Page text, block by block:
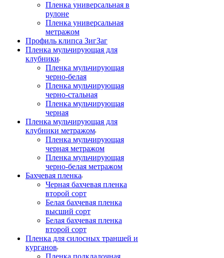
Пленка универсальная в
рулоне
Пленка универсальная
метражом
Профиль клипса ЗигЗаг
Пленка мульчирующая для
клубники
Пленка мульчирующая
черно-белая
Пленка мульчирующая
черно-стальная
Пленка мульчирующая
черная
Пленка мульчирующая для
клубники метражом
Пленка мульчирующая
черная метражом
Пленка мульчирующая
черно-белая метражом
Бахчевая пленка
Черная бахчевая пленка
второй сорт
Белая бахчевая пленка
высший сорт
Белая бахчевая пленка
второй сорт
Пленка для силосных траншей и
курганов
Пленка подкладочная